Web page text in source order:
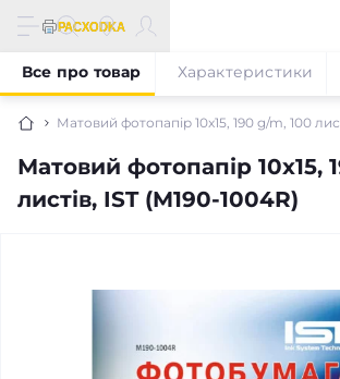
Матовий фотопапір 10x15, 190 g/m, 100
Матовий фотопапір 10x15,
листів, IST (M190-1004R)
Все про товар Характеристики